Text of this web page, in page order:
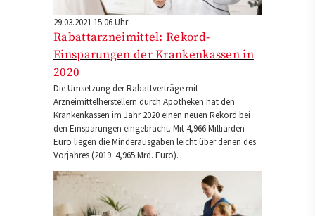
29.03.2021 15:06 Uhr
Rabattarzneimittel: Rekord-
Einsparungen der Krankenkassen in
2020
Die Umsetzung der Rabattverträge mit
Arzneimittelherstellern durch Apotheken hat den
Krankenkassen im Jahr 2020 einen neuen Rekord bei
den Einsparungen eingebracht. Mit 4,966 Milliarden
Euro liegen die Minderausgaben leicht über denen des
Vorjahres (2019: 4,965 Mrd. Euro).